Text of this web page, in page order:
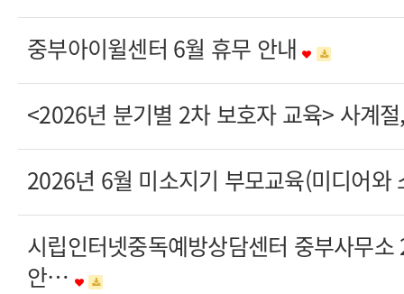
중부아이윌센터 6월 휴무 안내
<2026년 분기별 2차 보호자 교육> 사계
2026년 6월 미소지기 부모교육(미디어
시립인터넷중독예방상담센터 중부사무
안…